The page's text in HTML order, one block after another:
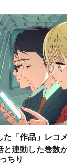
た「作品」レコ
と連動した巻数
ちり